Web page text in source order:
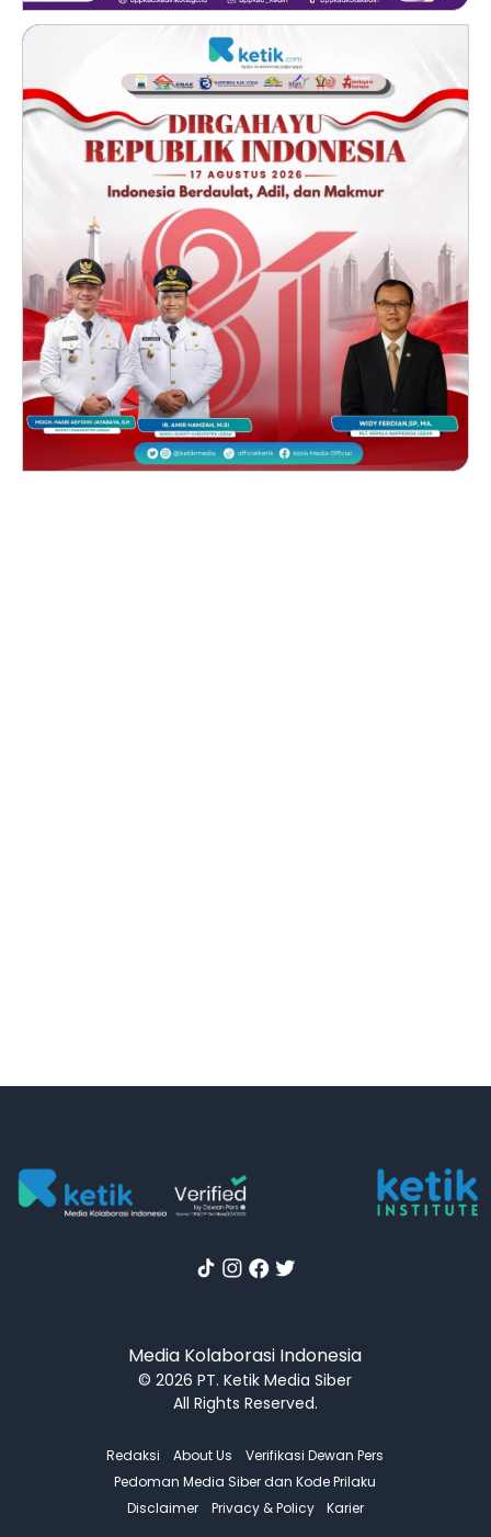
Media Kolaborasi Indonesia
© 2026 PT. Ketik Media Siber
All Rights Reserved.
Redaksi About Us
Verifikasi Dewan Pers
Pedoman Media Siber dan Kode Prilaku
Disclaimer
Privacy & Policy Karier